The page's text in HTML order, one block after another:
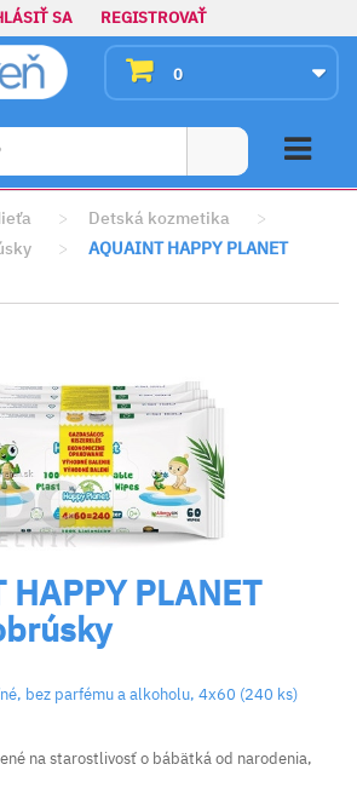
SA REGISTROVAŤ
0
> Detská kozmetika
>
>
AQUAINT HAPPY PLANET
HAPPY PLANET
bez parfému a alkoholu, 4x60 (240 ks)
na starostlivosť o bábätká od narodenia,